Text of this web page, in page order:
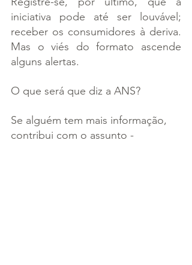
iniciativa pode até ser louvável;
receber os consumidores à deriva.
Mas o viés do formato ascende
alguns alertas.
O que será que diz a ANS?
Se alguém tem mais informação,
contribui com o assunto -